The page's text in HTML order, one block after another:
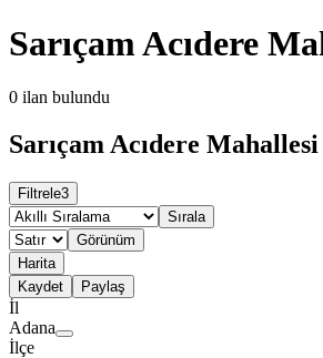
Sarıçam Acıdere
0 ilan bulundu
Sarıçam Acıdere
Filtrele3
Sırala
Görünüm
Harita
Kaydet
Paylaş
İl
Adana
İlçe